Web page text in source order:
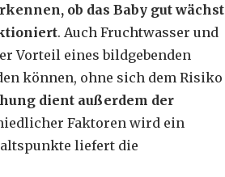
ob das Baby gut wächst
. Auch Fruchtwasser und
Vorteil eines bildgebenden
können, ohne sich dem Risiko
dient außerdem der
Faktoren wird ein
liefert die